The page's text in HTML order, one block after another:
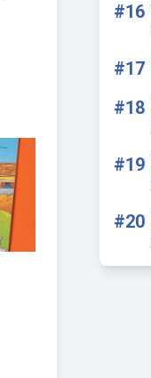
#16
#17
#18
#19
#20